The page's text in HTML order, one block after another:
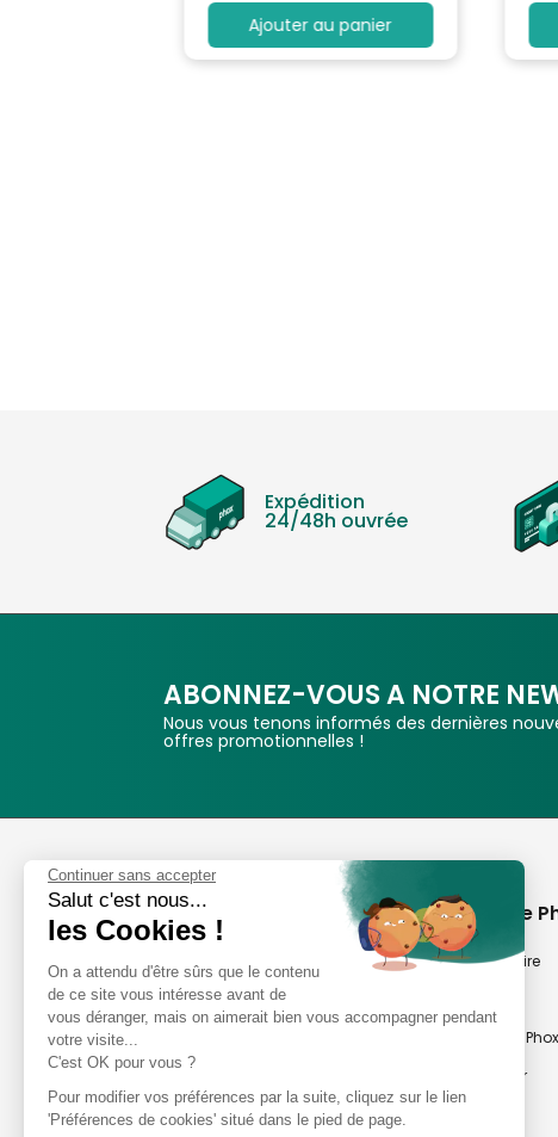
Ajouter au panier
Expédition
24/48h ouvrée
ABONNEZ-VOUS A NOTRE
Nous vous tenons informés des dernières
offres promotionnelles !
Phox
Spécialiste de l'image
Suivez-nous
Avis clients
8,2/10 Avis vérifiés
L'Appli Phox
A propos de
Notre savoir-faire
Nos magasins Phox
Notre newsletter
Continuer sans accepter
Salut c'est nous...
les Cookies !
On a attendu d'être sûrs que le contenu
de ce site vous intéresse avant de
vous déranger, mais on aimerait bien vous accompagner pendant
votre visite...
C'est OK pour vous ?
Pour modifier vos préférences par la suite, cliquez sur le lien
'Préférences de cookies' situé dans le pied de page.